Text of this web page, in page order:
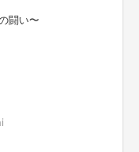
闘い〜